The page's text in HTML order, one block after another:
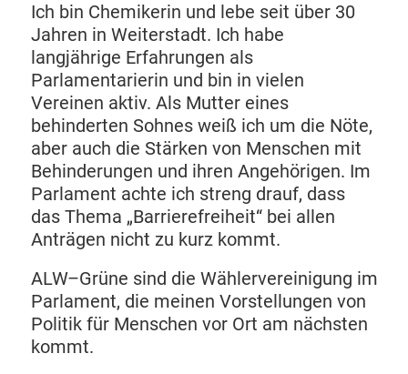
Ich bin Chemikerin und lebe seit über 30
Jahren in Weiterstadt. Ich habe
langjährige Erfahrungen als
Parlamentarierin und bin in vielen
Vereinen aktiv. Als Mutter eines
behinderten Sohnes weiß ich um die Nöte,
aber auch die Stärken von Menschen mit
Behinderungen und ihren Angehörigen. Im
Parlament achte ich streng drauf, dass
das Thema „Barrierefreiheit“ bei allen
Anträgen nicht zu kurz kommt.
ALW–Grüne sind die Wählervereinigung im
Parlament, die meinen Vorstellungen von
Politik für Menschen vor Ort am nächsten
kommt.